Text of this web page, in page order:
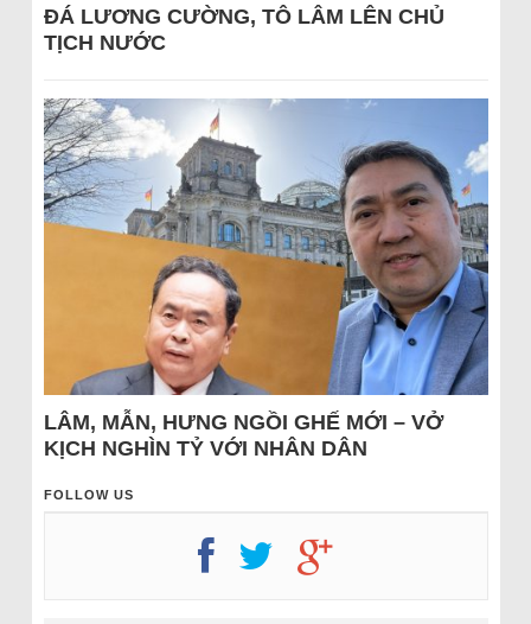
ĐÁ LƯƠNG CƯỜNG, TÔ LÂM LÊN CHỦ
TỊCH NƯỚC
LÂM, MẪN, HƯNG NGỒI GHẾ MỚI – VỞ
KỊCH NGHÌN TỶ VỚI NHÂN DÂN
FOLLOW US